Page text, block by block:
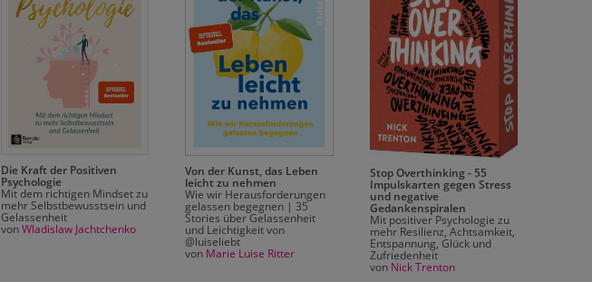
Die Kraft der Positiven
Psychologie
Mit dem richtigen Mindset zu
mehr Selbstbewusstsein und
Gelassenheit
von Wladislaw Jachtchenko
Von der Kunst, das Leben
leicht zu nehmen
Wie wir Herausforderungen
gelassen begegnen | 35
Stories über Gelassenheit
und Leichtigkeit von
@luiseliebt
von Marie Luise Ritter
Stop Overthinking - 55
Impulskarten gegen Stress
und negative
Gedankenspiralen
Mit positiver Psychologie zu
mehr Resilienz, Achtsamkeit,
Entspannung, Glück und
Zufriedenheit
von Nick Trenton